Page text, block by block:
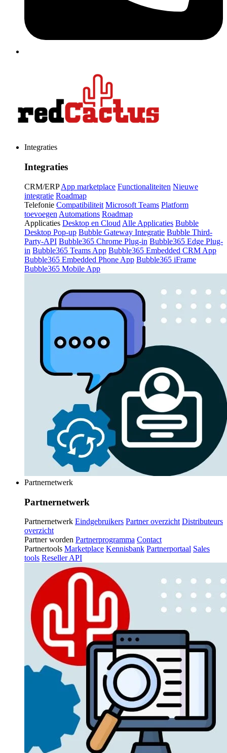
Integraties
Integraties
CRM/ERP App marketplace Functionaliteiten Nieuwe
integratie Roadmap
Telefonie Compatibiliteit Microsoft Teams Platform
toevoegen Automations Roadmap
Applicaties Desktop en Cloud Alle Applicaties Bubble
Desktop Pop-up Bubble Gateway Integratie Bubble Third-
Party-API Bubble365 Chrome Plug-in Bubble365 Edge Plug-
in Bubble365 Teams App Bubble365 Embedded CRM App
Bubble365 Embedded Phone App Bubble365 iFrame
Bubble365 Mobile App
Partnernetwerk
Partnernetwerk
Partnernetwerk Eindgebruikers Partner overzicht Distributeurs
overzicht
Partner worden Partnerprogramma Contact
Partnertools Marketplace Kennisbank Partnerportaal Sales
tools Reseller API